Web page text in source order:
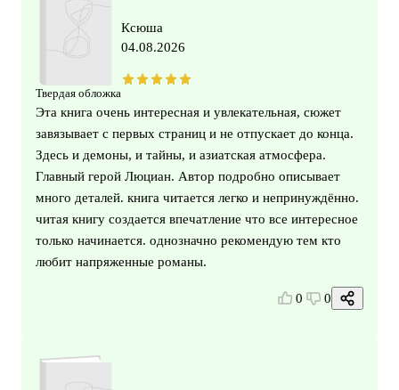
Твердая обложка
Ксюша
04.08.2026
Эта книга очень интересная и увлекательная, сюжет
завязывает с первых страниц и не отпускает до конца.
Здесь и демоны, и тайны, и азиатская атмосфера.
Главный герой Люциан. Автор подробно описывает
много деталей. книга читается легко и непринуждённо.
читая книгу создается впечатление что все интересное
только начинается. однозначно рекомендую тем кто
любит напряженные романы.
0 0